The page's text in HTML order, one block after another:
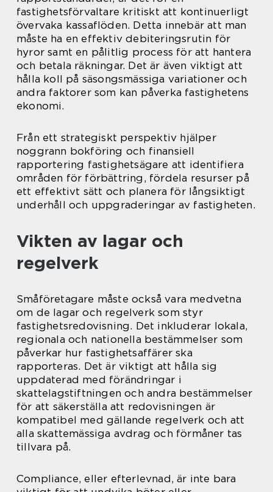
fastighetsförvaltare kritiskt att kontinuerligt
övervaka kassaflöden. Detta innebär att man
måste ha en effektiv debiteringsrutin för
hyror samt en pålitlig process för att hantera
och betala räkningar. Det är även viktigt att
hålla koll på säsongsmässiga variationer och
andra faktorer som kan påverka fastighetens
ekonomi.
Från ett strategiskt perspektiv hjälper
noggrann bokföring och finansiell
rapportering fastighetsägare att identifiera
områden för förbättring, fördela resurser på
ett effektivt sätt och planera för långsiktigt
underhåll och uppgraderingar av fastigheten.
Vikten av lagar och
regelverk
Småföretagare måste också vara medvetna
om de lagar och regelverk som styr
fastighetsredovisning. Det inkluderar lokala,
regionala och nationella bestämmelser som
påverkar hur fastighetsaffärer ska
rapporteras. Det är viktigt att hålla sig
uppdaterad med förändringar i
skattelagstiftningen och andra bestämmelser
för att säkerställa att redovisningen är
kompatibel med gällande regelverk och att
alla skattemässiga avdrag och förmåner tas
tillvara på.
Compliance, eller efterlevnad, är inte bara